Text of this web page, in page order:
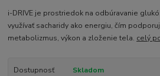
i-DRIVE je prostriedok na odbúravanie
využívať sacharidy ako energiu, čím
metabolizmus, výkon a zloženie tela. celý
Dostupnosť
Skladom